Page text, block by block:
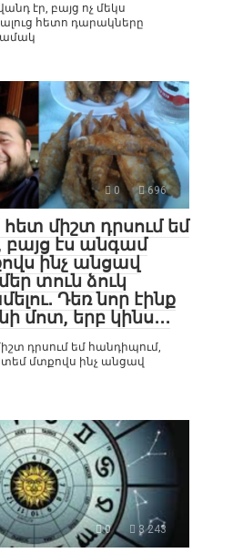
էր, բայց ոչ մեկս
հետո դարակները
0 696
հետ միշտ դրսում եմ
բայց էս անգամ
ինչ անցավ
տուն ձուկ
Դեռ նոր էինք
մոտ, երբ կինս․․․
դրսում եմ հանդիպում,
մտքովս ինչ անցավ
0 3 243